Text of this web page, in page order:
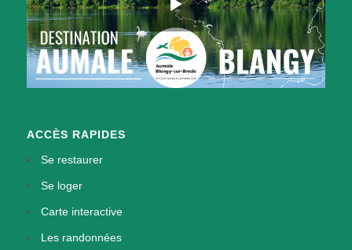
ACCÈS RAPIDES
Se restaurer
Se loger
Carte interactive
Les randonnées